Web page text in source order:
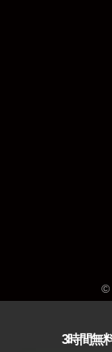
3時間無
©